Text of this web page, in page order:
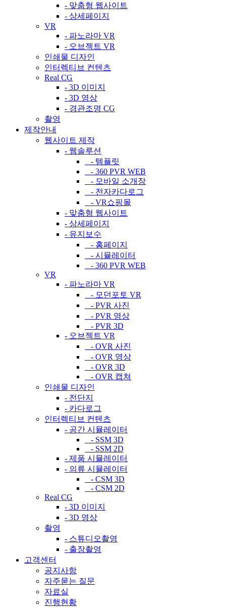
- 맞춤형 웹사이트
- 상세페이지
VR
- 파노라마 VR
- 오브젝트 VR
인쇄물 디자인
인터렉티브 컨텐츠
Real CG
- 3D 이미지
- 3D 영상
- 경관조명 CG
촬영
제작안내
웹사이트 제작
- 웹솔루션
- 템플릿
- 360 PVR WEB
- 모바일 소개장
- 전자카다로그
- VR쇼핑몰
- 맞춤형 웹사이트
- 상세페이지
- 유지보수
- 홈페이지
- 시뮬레이터
- 360 PVR WEB
VR
- 파노라마 VR
- 모던포토 VR
- PVR 사진
- PVR 영상
- PVR 3D
- 오브젝트 VR
- OVR 사진
- OVR 영상
- OVR 3D
- OVR 캡쳐
인쇄물 디자인
- 전단지
- 카다로그
인터렉티브 컨텐츠
- 공간 시뮬레이터
- SSM 3D
- SSM 2D
- 제품 시뮬레이터
- 의류 시뮬레이터
- CSM 3D
- CSM 2D
Real CG
- 3D 이미지
- 3D 영상
촬영
- 스튜디오촬영
- 출장촬영
고객센터
공지사항
자주묻는 질문
자료실
진행현황